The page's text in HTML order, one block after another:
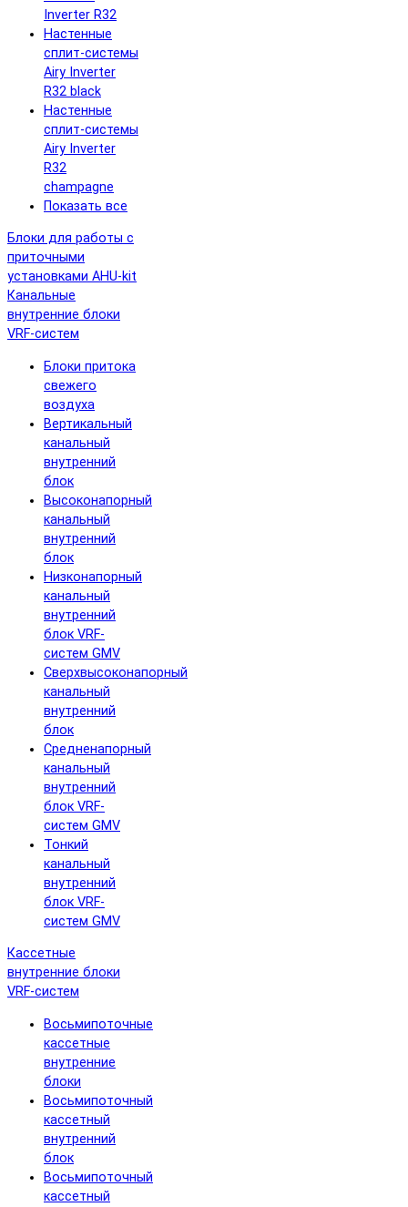
Inverter R32
Настенные
сплит-системы
Airy Inverter
R32 black
Настенные
сплит-системы
Airy Inverter
R32
champagne
Показать все
Блоки для работы с
приточными
установками AHU-kit
Канальные
внутренние блоки
VRF-систем
Блоки притока
свежего
воздуха
Вертикальный
канальный
внутренний
блок
Высоконапорный
канальный
внутренний
блок
Низконапорный
канальный
внутренний
блок VRF-
систем GMV
Сверхвысоконапорный
канальный
внутренний
блок
Средненапорный
канальный
внутренний
блок VRF-
систем GMV
Тонкий
канальный
внутренний
блок VRF-
систем GMV
Кассетные
внутренние блоки
VRF-систем
Восьмипоточные
кассетные
внутренние
блоки
Восьмипоточный
кассетный
внутренний
блок
Восьмипоточный
кассетный